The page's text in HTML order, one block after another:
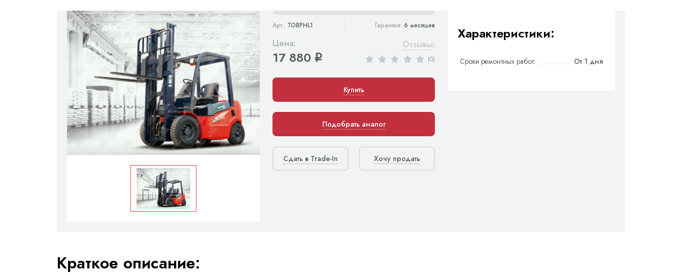
Арт.: TOBPHL1 Гарантия: 6 месяцев
Цена:
17 880 q
Отзывы:
(0)
Купить
Подобрать аналог
Сдать в Trade-In Хочу продать
Характеристики:
Сроки ремонтных работ: От 1 дня
Краткое описание: